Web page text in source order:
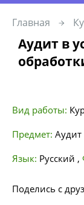
Главная
Аудит в
Вид работы:
Предмет: Аудит
Язык: Русский ,
Поделись с